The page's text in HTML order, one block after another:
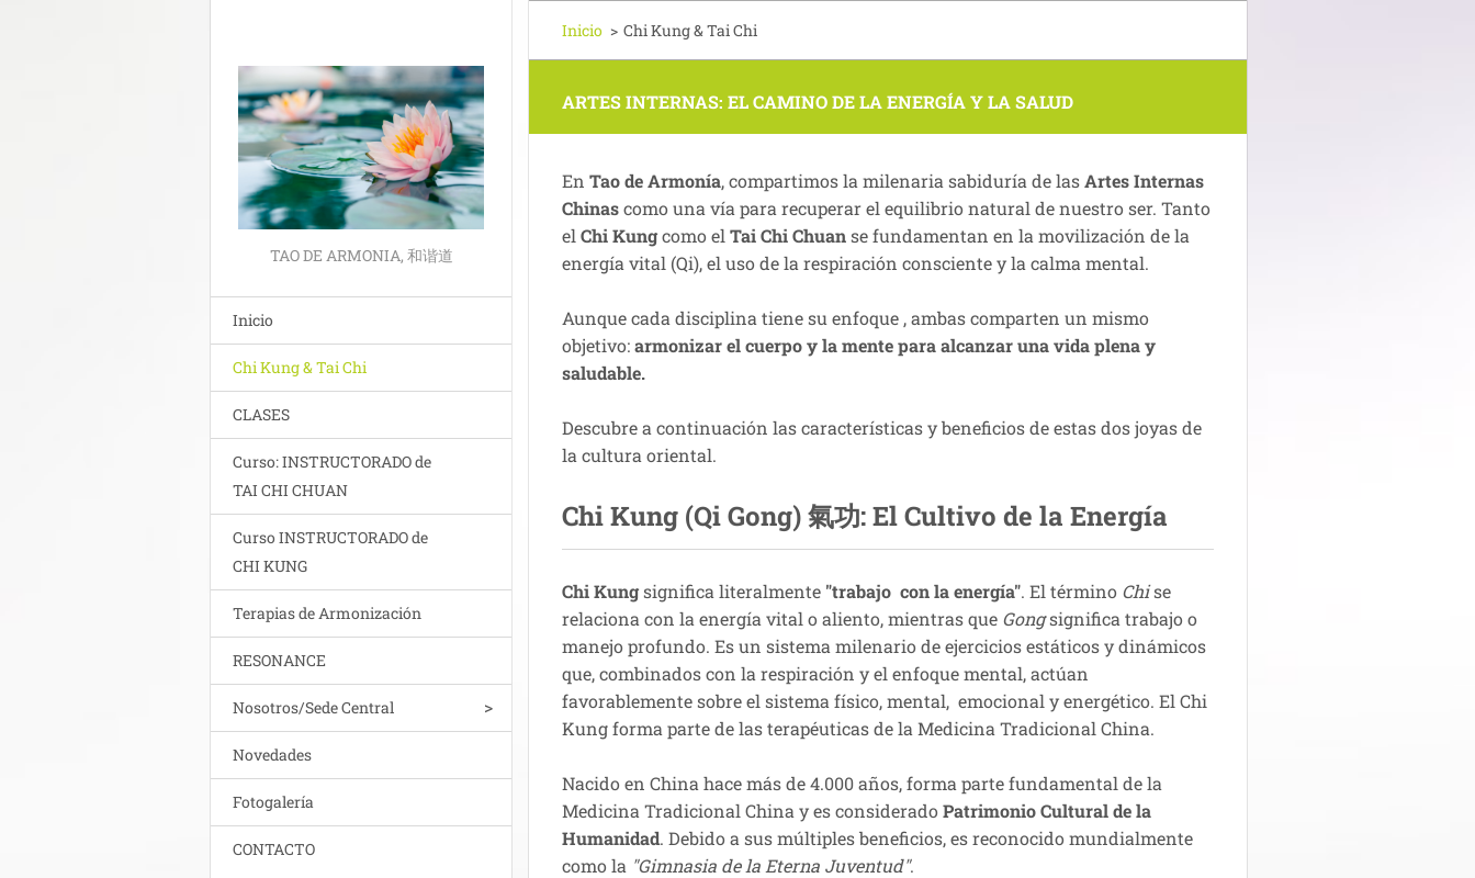
TAO DE ARMONIA, 和谐道
Inicio
Chi Kung & Tai Chi
CLASES
Curso: INSTRUCTORADO de
TAI CHI CHUAN
Curso INSTRUCTORADO de
CHI KUNG
Terapias de Armonización
RESONANCE
Nosotros/Sede Central
Novedades
Fotogalería
CONTACTO
Inicio > Chi Kung & Tai Chi
ARTES INTERNAS: EL CAMINO DE LA ENERGÍA Y LA SALUD
En Tao de Armonía, compartimos la milenaria sabiduría de lasArtes Internas
Chinascomo una vía para recuperar el equilibrio natural de nuestro ser. Tanto
el Chi Kungcomo el Tai Chi Chuanse fundamentan en la movilización de la
energía vital (Qi), el uso de la respiración consciente y la calma mental.
Aunque cada disciplina tiene su enfoque , ambas comparten un mismo
objetivo:armonizar el cuerpo y la mente para alcanzar una vida plena y
saludable.
Descubre a continuación las características y beneficios de estas dos joyas de
la cultura oriental.
Chi Kung (Qi Gong)氣功: El Cultivo de la Energía
Chi Kungsignifica literalmente "trabajo con la energía". El término Chise
relaciona con la energía vital o aliento, mientras que Gongsignifica trabajo o
manejo profundo. Es un sistema milenario de ejercicios estáticos y dinámicos
que, combinados con la respiración y el enfoque mental, actúan
favorablemente sobre el sistema físico, mental, emocional y energético. El Chi
Kung forma parte de las terapéuticas de la Medicina Tradicional China.
Nacido en China hace más de 4.000 años, forma parte fundamental de la
Medicina Tradicional China y es consideradoPatrimonio Cultural de la
Humanidad. Debido a sus múltiples beneficios, es reconocido mundialmente
como la "Gimnasia de la Eterna Juventud".